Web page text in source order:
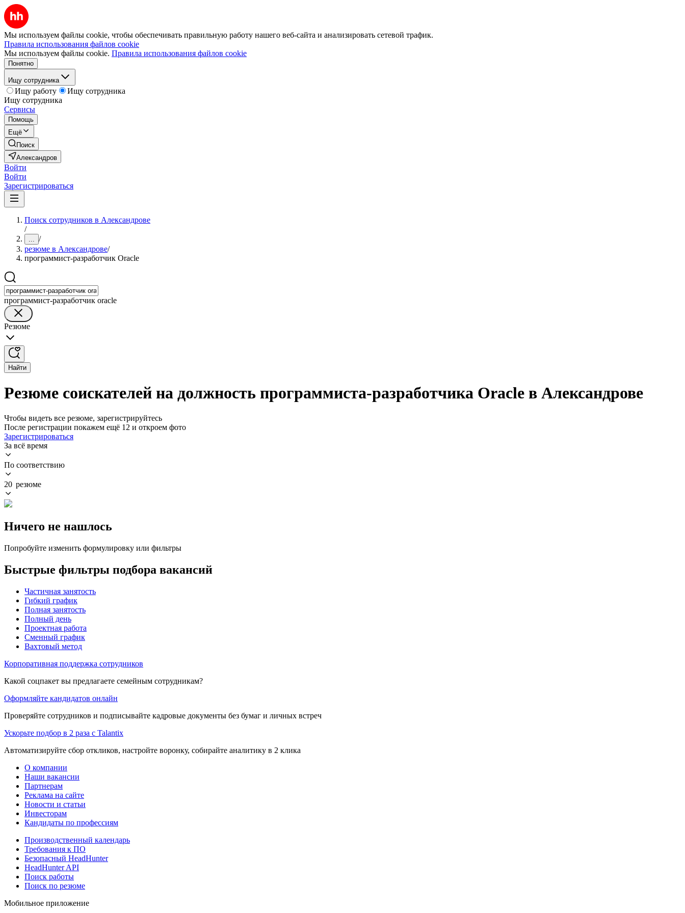
Мы используем файлы cookie, чтобы обеспечивать правильную работу нашего веб-сайта и анализировать сетевой трафик.
Правила использования файлов cookie
Мы используем файлы cookie. Правила использования файлов cookie
Понятно
Ищу сотрудника
Ищу работу
Ищу сотрудника
Ищу сотрудника
Сервисы
Помощь
Ещё
Поиск
Александров
Войти
Войти
Зарегистрироваться
Поиск сотрудников в Александрове
/
... /
резюме в Александрове/
программист-разработчик Oracle
программист-разработчик oracle
Резюме
Найти
Резюме соискателей на должность программиста-разработчика Oracle в Александрове
Чтобы видеть все резюме, зарегистрируйтесь
После регистрации покажем ещё 12 и откроем фото
Зарегистрироваться
За всё время
По соответствию
20 резюме
Ничего не нашлось
Попробуйте изменить формулировку или фильтры
Быстрые фильтры подбора вакансий
Частичная занятость
Гибкий график
Полная занятость
Полный день
Проектная работа
Сменный график
Вахтовый метод
Корпоративная поддержка сотрудников
Какой соцпакет вы предлагаете семейным сотрудникам?
Оформляйте кандидатов онлайн
Проверяйте сотрудников и подписывайте кадровые документы без бумаг и личных встреч
Ускорьте подбор в 2 раза с Talantix
Автоматизируйте сбор откликов, настройте воронку, собирайте аналитику в 2 клика
О компании
Наши вакансии
Партнерам
Реклама на сайте
Новости и статьи
Инвесторам
Кандидаты по профессиям
Производственный календарь
Требования к ПО
Безопасный HeadHunter
HeadHunter API
Поиск работы
Поиск по резюме
Мобильное приложение